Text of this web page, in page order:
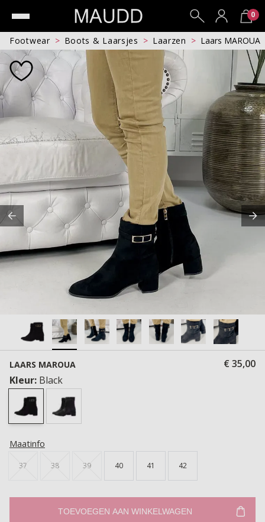
0
Footwear Boots & Laarsjes Laarzen Laars MAROUA
LAARS MAROUA
€ 35,00
Kleur: Black
Maatinfo
37 38 39 40 41 42
TOEVOEGEN AAN WINKELWAGEN